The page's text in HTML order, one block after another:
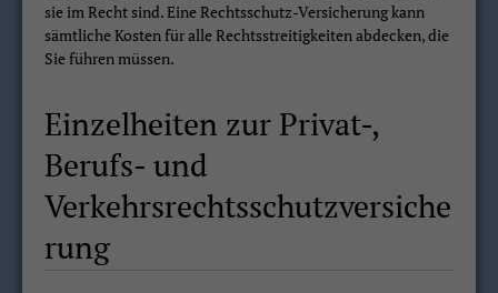
sie im Recht sind. Eine Rechtsschutz-Versicherung kann
sämtliche Kosten für alle Rechtsstreitigkeiten abdecken, die
Sie führen müssen.
Einzelheiten zur Privat-,
Berufs- und
Verkehrsrechtsschutzversiche
rung